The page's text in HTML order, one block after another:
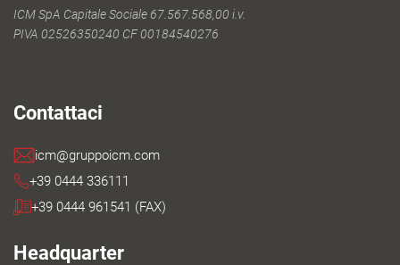
ICM SpA Capitale Sociale 67.567.568,00 i.v.
PIVA 02526350240 CF 00184540276
Contattaci
icm@gruppoicm.com
+39 0444 336111
+39 0444 961541 (FAX)
Headquarter